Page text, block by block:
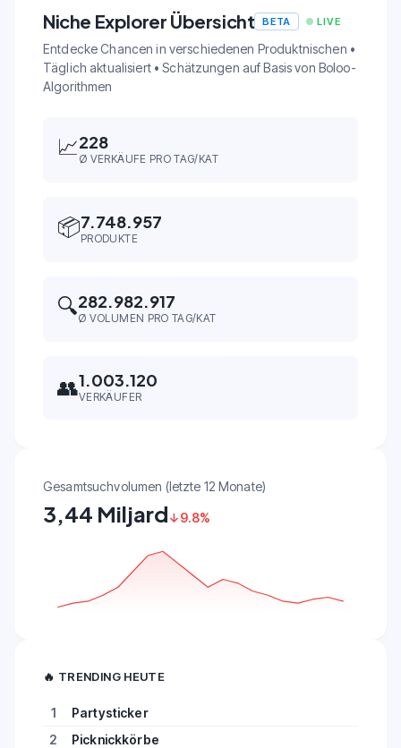
Niche Explorer Übersicht BETA LIVE
Entdecke Chancen in verschiedenen Produktnischen •
Täglich aktualisiert • Schätzungen auf Basis von Boloo-
Algorithmen
📈228
Ø VERKÄUFE PRO TAG/KAT
📦7.748.957
PRODUKTE
🔍282.982.917
Ø VOLUMEN PRO TAG/KAT
👥1.003.120
VERKÄUFER
Gesamtsuchvolumen (letzte 12 Monate)
3,44 Miljard↓9.8%
🔥 TRENDING HEUTE
1
Partysticker
2
Picknickkörbe